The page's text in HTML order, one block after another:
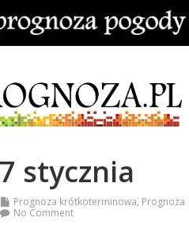
stycznia
Prognoza krótkoterminowa, Prognoza
No Comment